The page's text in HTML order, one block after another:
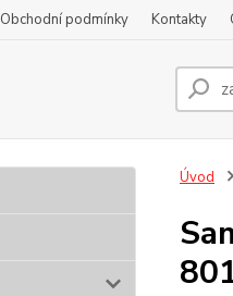
Obchodní podmínky Kontakty
Úvod